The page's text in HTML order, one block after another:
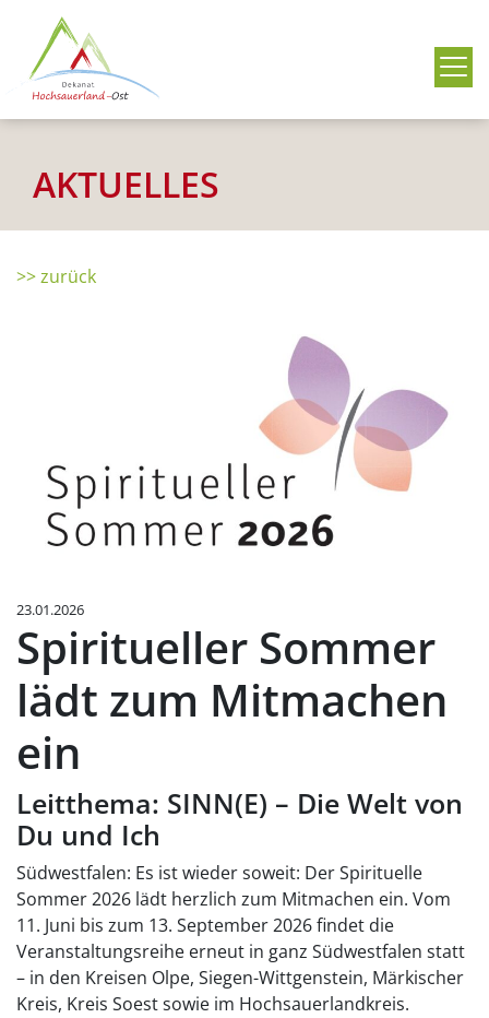
AKTUELLES
>> zurück
23.01.2026
Spiritueller Sommer
lädt zum Mitmachen
ein
Leitthema: SINN(E) – Die Welt von
Du und Ich
Südwestfalen: Es ist wieder soweit: Der Spirituelle
Sommer 2026 lädt herzlich zum Mitmachen ein. Vom
11. Juni bis zum 13. September 2026 findet die
Veranstaltungsreihe erneut in ganz Südwestfalen statt
– in den Kreisen Olpe, Siegen-Wittgenstein, Märkischer
Kreis, Kreis Soest sowie im Hochsauerlandkreis.